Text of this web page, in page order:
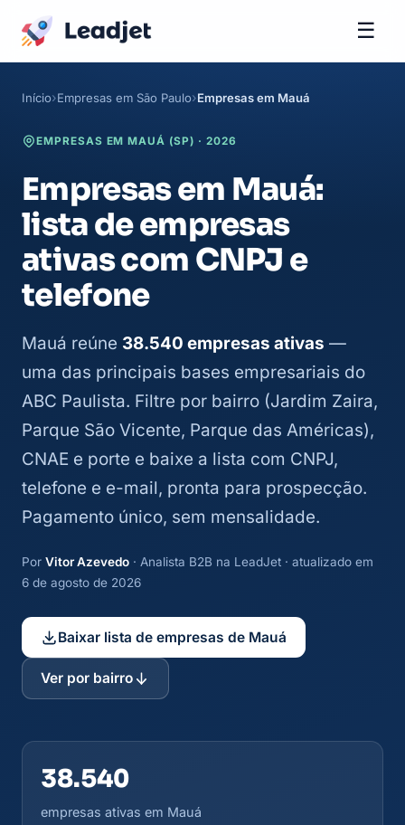
☰
Início Empresas em São Paulo Empresas em Mauá
EMPRESAS EM MAUÁ (SP) · 2026
Empresas em Mauá:
lista de empresas
ativas com CNPJ e
telefone
Mauá reúne 38.540 empresas ativas —
uma das principais bases empresariais do
ABC Paulista. Filtre por bairro (Jardim Zaira,
Parque São Vicente, Parque das Américas),
CNAE e porte e baixe a lista com CNPJ,
telefone e e-mail, pronta para prospecção.
Pagamento único, sem mensalidade.
Por Vitor Azevedo · Analista B2B na LeadJet · atualizado em
6 de agosto de 2026
Baixar lista de empresas de Mauá
Ver por bairro
38.540
empresas ativas em Mauá